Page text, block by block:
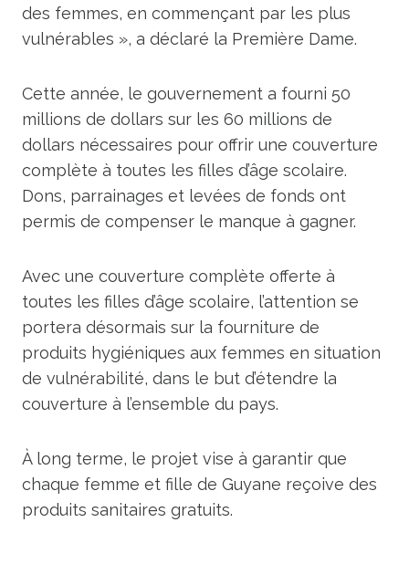
des femmes, en commençant par les plus
vulnérables », a déclaré la Première Dame.
Cette année, le gouvernement a fourni 50
millions de dollars sur les 60 millions de
dollars nécessaires pour offrir une couverture
complète à toutes les filles d’âge scolaire.
Dons, parrainages et levées de fonds ont
permis de compenser le manque à gagner.
Avec une couverture complète offerte à
toutes les filles d’âge scolaire, l’attention se
portera désormais sur la fourniture de
produits hygiéniques aux femmes en situation
de vulnérabilité, dans le but d’étendre la
couverture à l’ensemble du pays.
À long terme, le projet vise à garantir que
chaque femme et fille de Guyane reçoive des
produits sanitaires gratuits.